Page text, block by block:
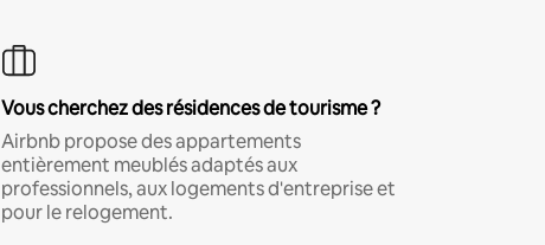
Vous cherchez des résidences de tourisme ?
Airbnb propose des appartements
entièrement meublés adaptés aux
professionnels, aux logements d'entreprise et
pour le relogement.